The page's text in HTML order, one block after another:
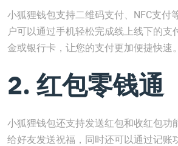
小狐狸钱包支持二维码支付、NFC支付
户可以通过手机轻松完成线上线下的支
金或银行卡，让您的支付更加便捷快速。
2. 红包零钱通
小狐狸钱包还支持发送红包和收红包功
给好友发送祝福，同时还可以通过记账